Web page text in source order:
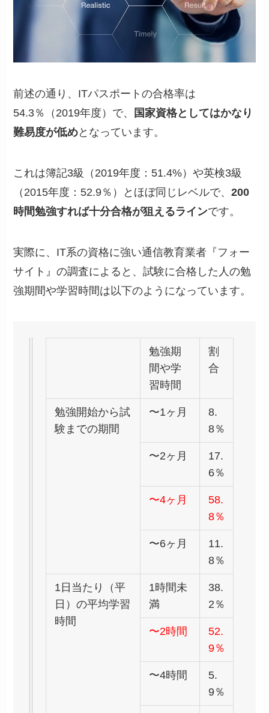
前述の通り、ITパスポートの合格率は
54.3％（2019年度）で、
国家資格としてはかなり
難易度が低めとなっています。
これは簿記3級（2019年度：51.4%）や英検3級
（2015年度：52.9％）とほぼ同じレベルで、200
時間勉強すれば十分合格が狙えるラインです。
実際に、IT系の資格に強い通信教育業者『フォー
サイト』の調査によると、試験に合格した人の勉
強期間や学習時間は以下のようになっています。
勉強期
間や学
習時間
割
合
勉強開始から試
験までの期間
〜1ヶ月
8.
8％
〜2ヶ月
17.
6％
〜4ヶ月
58.
8％
〜6ヶ月
11.
8％
1日当たり（平
日）の平均学習
時間
1時間未
満
38.
2％
〜2時間
52.
9％
〜4時間
5.
9％